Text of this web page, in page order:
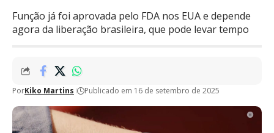
Função já foi aprovada pelo FDA nos EUA e depende
agora da liberação brasileira, que pode levar tempo
PorKiko Martins Publicado em 16 de setembro de 2025